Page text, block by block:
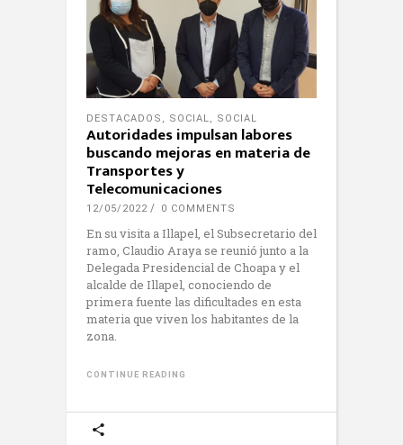
DESTACADOS , SOCIAL, SOCIAL
Autoridades impulsan labores
buscando mejoras en materia de
Transportes y
Telecomunicaciones
12/05/2022 0 COMMENTS
En su visita a Illapel, el Subsecretario del
ramo, Claudio Araya se reunió junto a la
Delegada Presidencial de Choapa y el
alcalde de Illapel, conociendo de
primera fuente las dificultades en esta
materia que viven los habitantes de la
zona.
CONTINUE READING